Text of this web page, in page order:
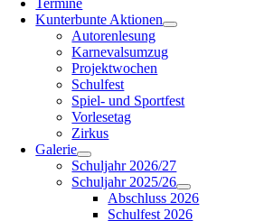
Termine
Kunterbunte Aktionen
Autorenlesung
Karnevalsumzug
Projektwochen
Schulfest
Spiel- und Sportfest
Vorlesetag
Zirkus
Galerie
Schuljahr 2026/27
Schuljahr 2025/26
Abschluss 2026
Schulfest 2026